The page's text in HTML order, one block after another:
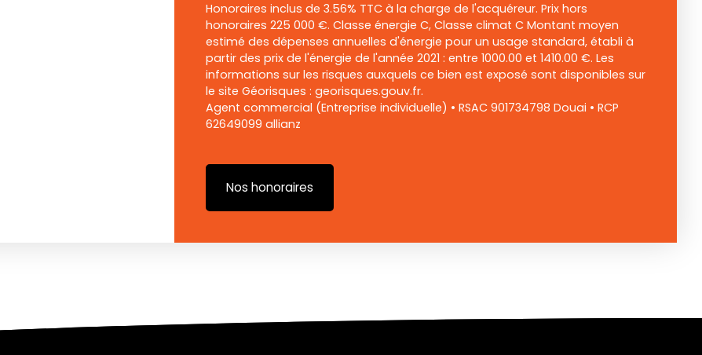
Honoraires inclus de 3.56% TTC à la charge de l'acquéreur. Prix hors
honoraires 225 000 €. Classe énergie C, Classe climat C Montant moyen
estimé des dépenses annuelles d'énergie pour un usage standard, établi à
partir des prix de l'énergie de l'année 2021 : entre 1000.00 et 1410.00 €. Les
informations sur les risques auxquels ce bien est exposé sont disponibles sur
le site Géorisques : georisques.gouv.fr.
Agent commercial (Entreprise individuelle) • RSAC 901734798 Douai • RCP
62649099 allianz
Nos honoraires